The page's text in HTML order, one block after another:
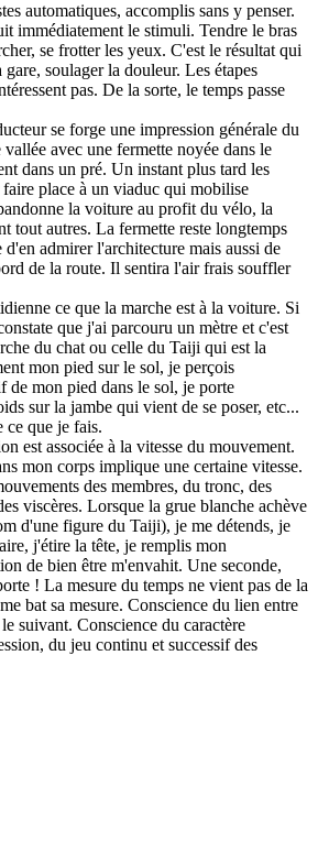
automatiques, accomplis sans y penser.
immédiatement le stimuli. Tendre le bras
se frotter les yeux. C'est le résultat qui
soulager la douleur. Les étapes
pas. De la sorte, le temps passe
se forge une impression générale du
vallée avec une fermette noyée dans le
dans un pré. Un instant plus tard les
place à un viaduc qui mobilise
la voiture au profit du vélo, la
tout autres. La fermette reste longtemps
d'en admirer l'architecture mais aussi de
de la route. Il sentira l'air frais souffler
ce que la marche est à la voiture. Si
que j'ai parcouru un mètre et c'est
du chat ou celle du Taiji qui est la
mon pied sur le sol, je perçois
de mon pied dans le sol, je porte
sur la jambe qui vient de se poser, etc...
ce que je fais.
est associée à la vitesse du mouvement.
mon corps implique une certaine vitesse.
des membres, du tronc, des
viscères. Lorsque la grue blanche achève
d'une figure du Taiji), je me détends, je
j'étire la tête, je remplis mon
de bien être m'envahit. Une seconde,
! La mesure du temps ne vient pas de la
bat sa mesure. Conscience du lien entre
suivant. Conscience du caractère
du jeu continu et successif des